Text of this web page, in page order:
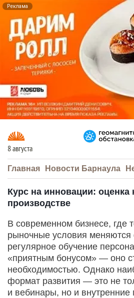
Реклама
8 августа
Главная Новости Барнаула
Курс на инновации:
производстве
В современном бизнесе, где
рыночные условия меняются
регулярное обучение
«приятным бонусом» — оно
необходимостью. Однако
формат развития — это не
и вебинары, но и